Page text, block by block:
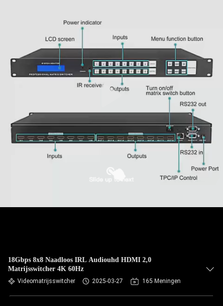
18Gbps 8x8 Naadloos IRL Audiouhd HDMI 2,0
Matrijsswitcher 4K 60Hz
Videomatrijsswitcher 2025-03-27 165 Meningen